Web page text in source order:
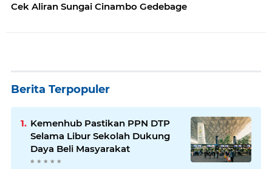
Cek Aliran Sungai Cinambo Gedebage
Berita Terpopuler
Kemenhub Pastikan PPN DTP
Selama Libur Sekolah Dukung
Daya Beli Masyarakat